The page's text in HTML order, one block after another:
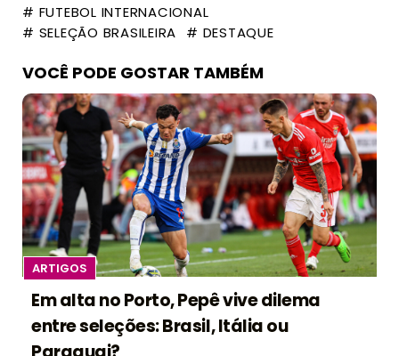
# FUTEBOL INTERNACIONAL
# SELEÇÃO BRASILEIRA
# DESTAQUE
VOCÊ PODE GOSTAR TAMBÉM
ARTIGOS
Em alta no Porto, Pepê vive dilema
entre seleções: Brasil, Itália ou